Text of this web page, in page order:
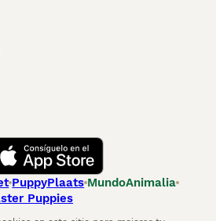
PuppyPlaats MundoAnimalia
Puppies